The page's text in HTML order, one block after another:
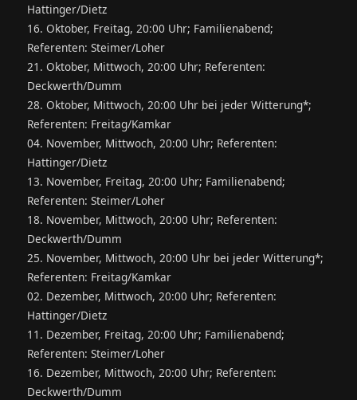
Hattinger/Dietz
16. Oktober, Freitag, 20:00 Uhr; Familienabend;
Referenten: Steimer/Loher
21. Oktober, Mittwoch, 20:00 Uhr; Referenten:
Deckwerth/Dumm
28. Oktober, Mittwoch, 20:00 Uhr bei jeder Witterung*;
Referenten: Freitag/Kamkar
04. November, Mittwoch, 20:00 Uhr; Referenten:
Hattinger/Dietz
13. November, Freitag, 20:00 Uhr; Familienabend;
Referenten: Steimer/Loher
18. November, Mittwoch, 20:00 Uhr; Referenten:
Deckwerth/Dumm
25. November, Mittwoch, 20:00 Uhr bei jeder Witterung*;
Referenten: Freitag/Kamkar
02. Dezember, Mittwoch, 20:00 Uhr; Referenten:
Hattinger/Dietz
11. Dezember, Freitag, 20:00 Uhr; Familienabend;
Referenten: Steimer/Loher
16. Dezember, Mittwoch, 20:00 Uhr; Referenten:
Deckwerth/Dumm